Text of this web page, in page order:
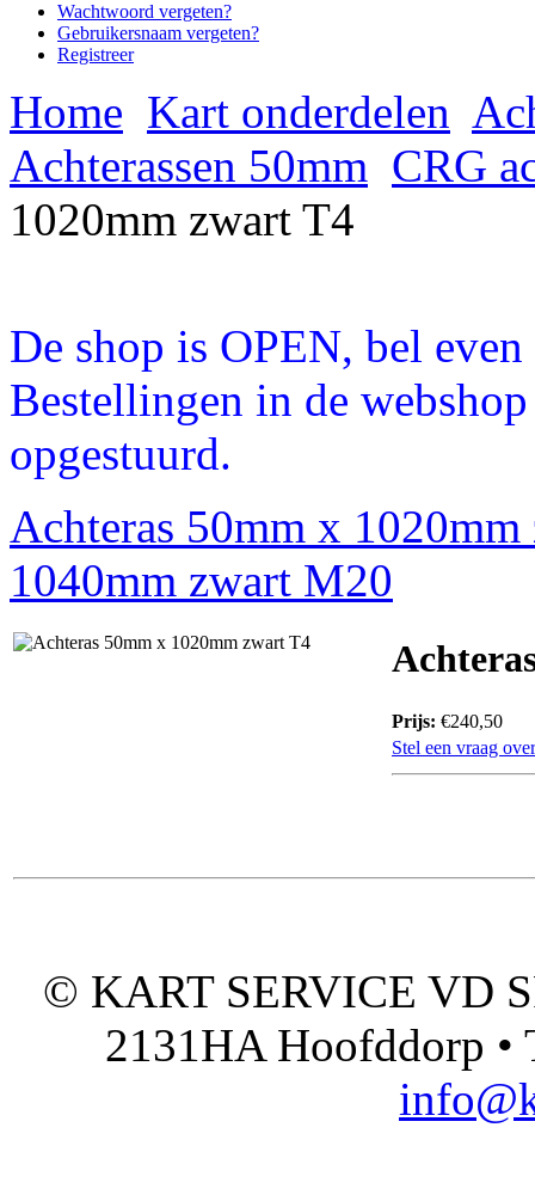
Wachtwoord vergeten?
Gebruikersnaam vergeten?
Registreer
Home Kart onderdelen
Achterassen 50mm CRG
1020mm zwart T4
De shop is OPEN, bel
Bestellingen in de
opgestuurd.
Achteras 50mm x
1040mm zwart M20
Prijs: €240,50
Stel een vraag
© KART SERVICE VD
2131HA Hoofddorp •